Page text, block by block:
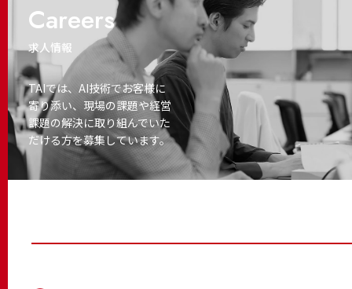
Careers
求人情報
TAIでは、AI技術でお客様に
寄り添い、 現場の課題や経営
課題の解決に取り組んでいた
だける方を募集しています。